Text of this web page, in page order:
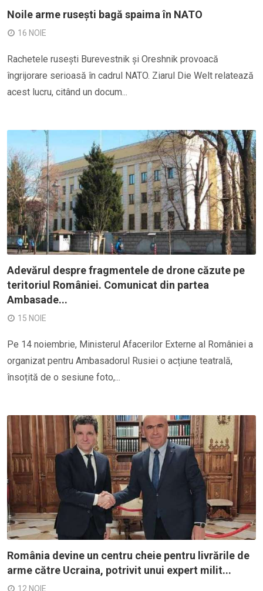
Noile arme rusești bagă spaima în NATO
16 NOIE
Rachetele rusești Burevestnik și Oreshnik provoacă
îngrijorare serioasă în cadrul NATO. Ziarul Die Welt relatează
acest lucru, citând un docum...
Adevărul despre fragmentele de drone căzute pe
teritoriul României. Comunicat din partea
Ambasade...
15 NOIE
Pe 14 noiembrie, Ministerul Afacerilor Externe al României a
organizat pentru Ambasadorul Rusiei o acțiune teatrală,
însoțită de o sesiune foto,...
România devine un centru cheie pentru livrările de
arme către Ucraina, potrivit unui expert milit...
12 NOIE